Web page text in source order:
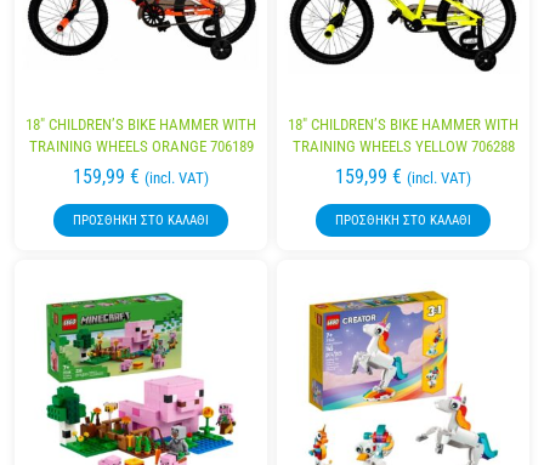
18″ CHILDREN’S BIKE HAMMER WITH
TRAINING WHEELS ORANGE 706189
159,99 € (incl. VAT)
ΠΡΟΣΘΉΚΗ ΣΤΟ ΚΑΛΆΘΙ
18″ CHILDREN’S BIKE HAMMER WITH
TRAINING WHEELS YELLOW 706288
159,99 € (incl. VAT)
ΠΡΟΣΘΉΚΗ ΣΤΟ ΚΑΛΆΘΙ